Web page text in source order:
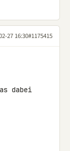
27 16:30#1175415
dabei